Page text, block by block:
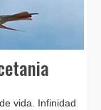
vida. Infinidad